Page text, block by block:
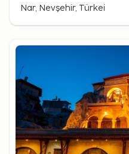
Nar, Nevşehir, Türkei